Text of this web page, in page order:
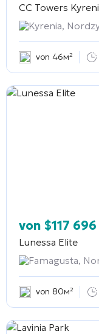
CC Towers
Kyrenia,
von 46м²
von $117 696
Lunessa Elite
Famagusta,
von 80м²